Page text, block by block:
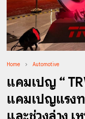
Home Automotive
แคมเปญ “
แคมเปญแรงท